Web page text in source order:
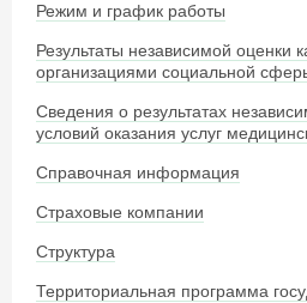
Режим и график работы
Результаты независимой оценки
организациями социальной
Сведения о результатах
условий оказания услуг
Справочная информация
Страховые компании
Структура
Территориальная программа